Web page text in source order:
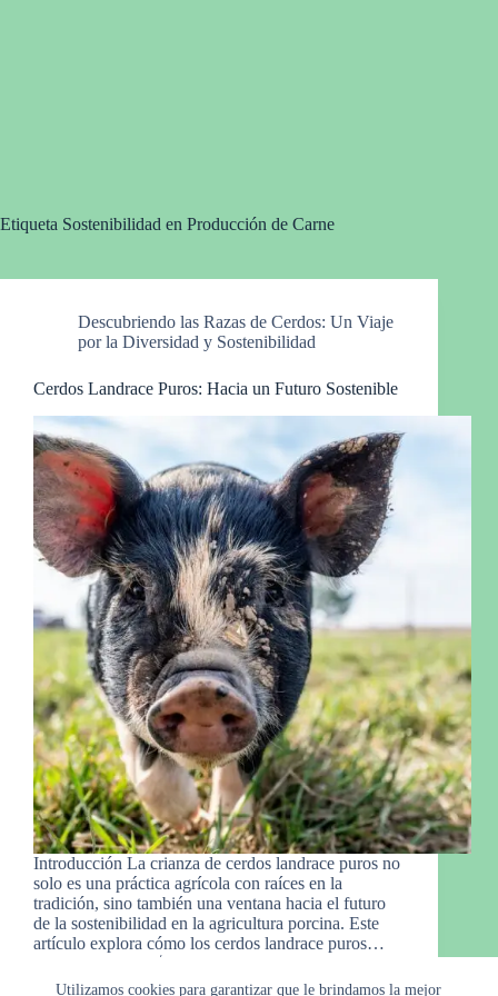
Utilizamos cookies para garantizar que le brindamos la mejor
Etiqueta Sostenibilidad en Producción de Carne
Descubriendo las Razas de Cerdos: Un Viaje
por la Diversidad y Sostenibilidad
Cerdos Landrace Puros: Hacia un Futuro Sostenible
Introducción La crianza de cerdos landrace puros no
solo es una práctica agrícola con raíces en la
tradición, sino también una ventana hacia el futuro
de la sostenibilidad en la agricultura porcina. Este
artículo explora cómo los cerdos landrace puros…